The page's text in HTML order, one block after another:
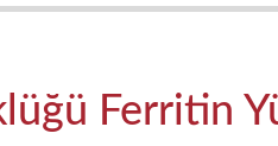
Ferritin